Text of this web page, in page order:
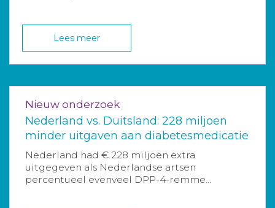
Lees meer
Nieuw onderzoek
Nederland vs. Duitsland: 228 miljoen
minder uitgaven aan diabetesmedicatie
Nederland had € 228 miljoen extra
uitgegeven als Nederlandse artsen
percentueel evenveel DPP-4-remme...